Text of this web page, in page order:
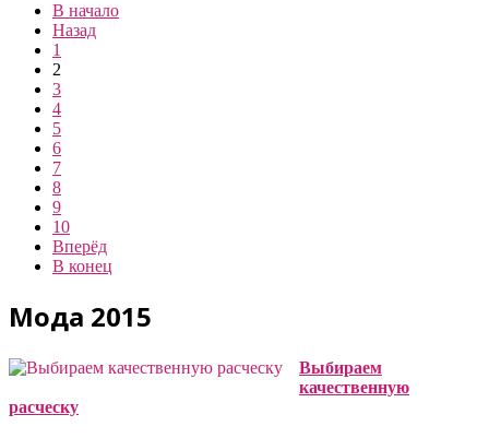
В начало
Назад
1
2
3
4
5
6
7
8
9
10
Вперёд
В конец
Мода 2015
Выбираем
качественную
расческу